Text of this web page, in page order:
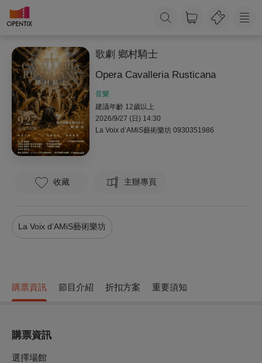
歌劇 鄉村騎士
Opera Cavalleria Rusticana
音樂
建議年齡 12歲以上
2026/9/27 (日) 14:30
La Voix d’AMiS藝術樂坊 0930351986
收藏 主辦專頁
La Voix d’AMiS藝術樂坊
購票資訊 節目介紹 折扣方案 重要須知
購票資訊
選擇場館